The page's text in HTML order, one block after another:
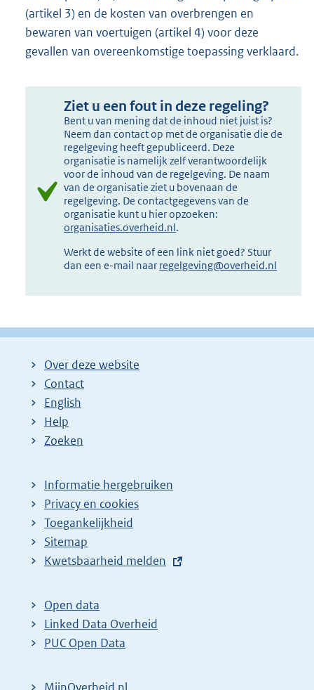
(artikel 3) en de kosten van overbrengen en
bewaren van voertuigen (artikel 4) voor deze
gevallen van overeenkomstige toepassing verklaard.
Ziet u een fout in deze regeling?
Bent u van mening dat de inhoud niet juist is?
Neem dan contact op met de organisatie die de
regelgeving heeft gepubliceerd. Deze
organisatie is namelijk zelf verantwoordelijk
voor de inhoud van de regelgeving. De naam
van de organisatie ziet u bovenaan de
regelgeving. De contactgegevens van de
organisatie kunt u hier opzoeken:
organisaties.overheid.nl.
Werkt de website of een link niet goed? Stuur
dan een e-mail naar regelgeving@overheid.nl
Over deze website
Contact
English
Help
Zoeken
Informatie hergebruiken
Privacy en cookies
Toegankelijkheid
Sitemap
E
t
e
r
Kwetsbaarheid melden
Open data
Linked Data Overheid
PUC Open Data